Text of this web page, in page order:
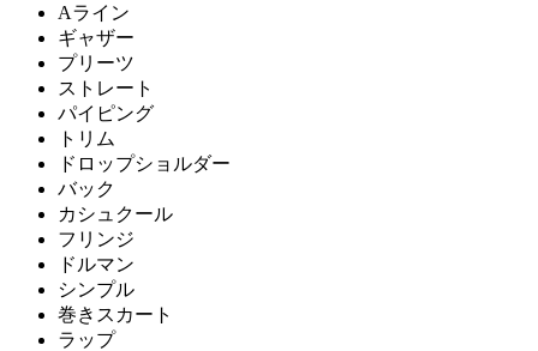
Aライン
ギャザー
プリーツ
ストレート
パイピング
トリム
ドロップショルダー
バック
カシュクール
フリンジ
ドルマン
シンプル
巻きスカート
ラップ